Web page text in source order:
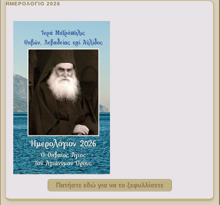
ΗΜΕΡΟΛΟΓΙΟ 2026
Πατήστε εδώ για να το ξεφυλλίσετε